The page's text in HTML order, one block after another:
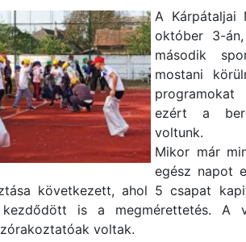
A Kárpátaljai
október 3-
második
mostani
ezért a
voltunk.
Mikor már
egész napot
következett, ahol 5 csapat
is a megmérettetés. A
voltak.